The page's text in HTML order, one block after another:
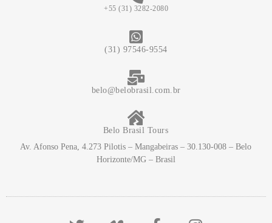
+55 (31) 3282-2080
(31) 97546-9554
belo@belobrasil.com.br
Belo Brasil Tours
Av. Afonso Pena, 4.273 Pilotis – Mangabeiras – 30.130-008 – Belo
Horizonte/MG – Brasil